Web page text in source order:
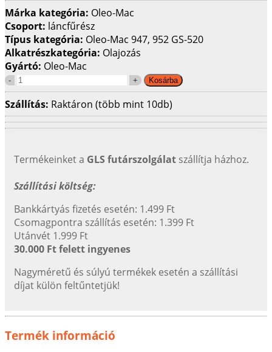
Márka kategória: Oleo-Mac
Csoport: láncfűrész
Típus kategória: Oleo-Mac 947, 952 GS-520
Alkatrészkategória: Olajozás
Gyártó: Oleo-Mac
Szállítás: Raktáron (több mint 10db)
Termékeinket a GLS futárszolgálat szállítja házhoz.
Szállítási költség:
Bankkártyás fizetés esetén: 1.499 Ft
Csomagpontra szállítás esetén: 1.399 Ft
Utánvét 1.999 Ft
30.000 Ft felett ingyenes
Nagyméretű és súlyú termékek esetén a szállítási
díjat külön feltűntetjük!
Termék információ